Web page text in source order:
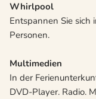
Whirlpool
Entspannen Sie
Personen.
Multimedien
In der
DVD-Player. Radio.